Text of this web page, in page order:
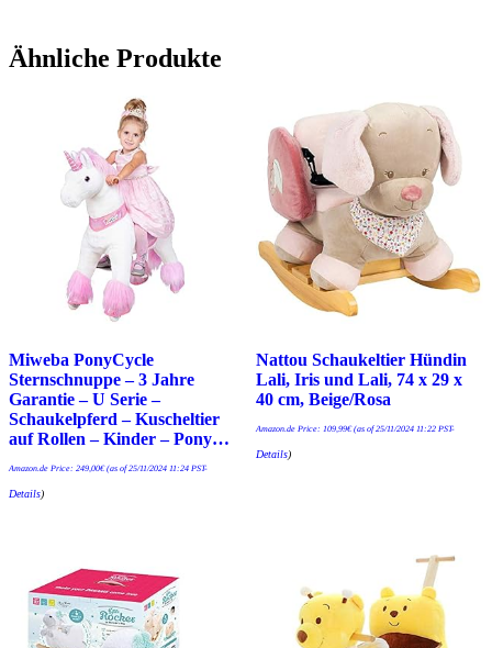
Ähnliche Produkte
Miweba PonyCycle
Sternschnuppe – 3 Jahre
Garantie – U Serie –
Schaukelpferd – Kuscheltier
auf Rollen – Kinder – Pony…
Amazon.de Price: 249,00€(as of 25/11/2024 11:24 PST-
Details)
Nattou Schaukeltier Hündin
Lali, Iris und Lali, 74 x 29 x
40 cm, Beige/Rosa
Amazon.de Price: 109,99€(as of 25/11/2024 11:22 PST-
Details)